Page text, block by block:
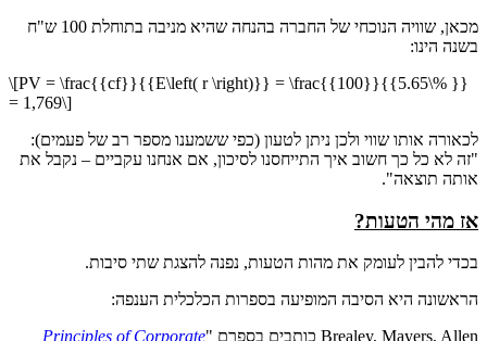
מכאן, שוויה הנוכחי של החברה בהנחה שהיא מניבה בתוחלת 100 ש"ח
בשנה הינו:
\[PV = \frac{{cf}}{{E\left( r \right)}} = \frac{{100}}{{5.65\% }}
= 1,769\]
לכאורה אותו שווי ולכן ניתן לטעון (כפי ששמענו מספר רב של פעמים):
"זה לא כל כך חשוב איך התייחסנו לסיכון, אם אנחנו עקביים – נקבל את
אותה תוצאה".
אז מהי הטעות?
בכדי להבין לעומק את מהות הטעות, נפנה להצגת שתי סיבות.
הראשונה היא הסיבה המופיעה בספרות הכלכלית הענפה:
Brealey, Mayers, Allen כותבים בספרם "
Principles of Corporate